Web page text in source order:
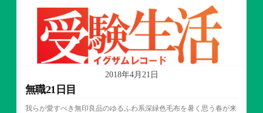
2018年4月21日
無職21日目
我らが愛すべき無印良品のゆるふわ系深緑色毛布を暑く思う春が来